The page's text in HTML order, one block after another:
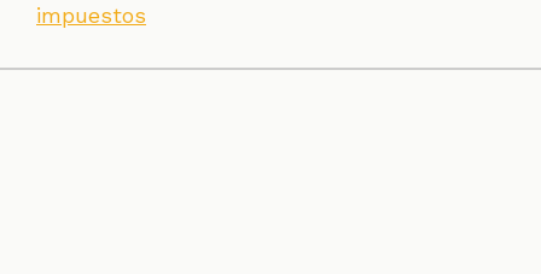
impuestos